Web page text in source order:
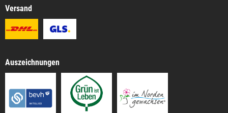
Versand
Auszeichnungen